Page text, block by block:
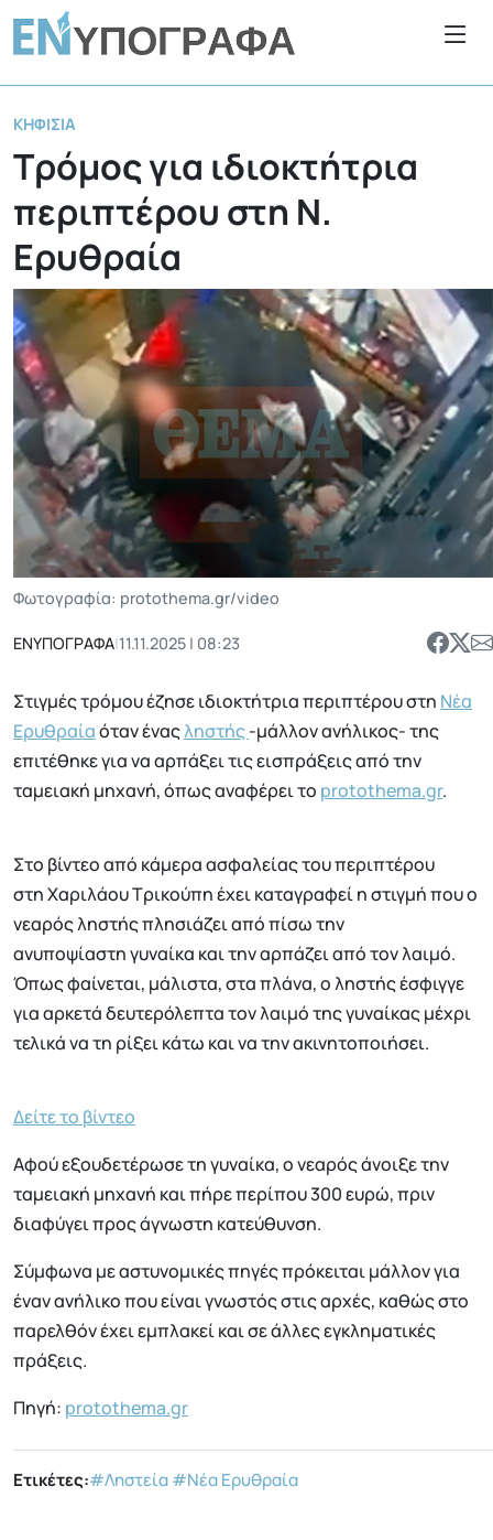
ΚΗΦΙΣΙΆ
Τρόμος για ιδιοκτήτρια
περιπτέρου στη Ν.
Ερυθραία
Φωτογραφία: protothema.gr/video
ΕΝΥΠΟΓΡΑΦΑ|11.11.2025 | 08:23
Στιγμές τρόμου έζησε ιδιοκτήτρια περιπτέρου στη Νέα
Ερυθραίαόταν έναςληστής-μάλλον ανήλικος- της
επιτέθηκε για να αρπάξει τις εισπράξεις από την
ταμειακή μηχανή, όπως αναφέρει το protothema.gr.
Στο βίντεο από κάμερα ασφαλείας του περιπτέρου
στη Χαριλάου Τρικούπη έχει καταγραφεί η στιγμή που ο
νεαρός ληστής πλησιάζει από πίσω την
ανυποψίαστη γυναίκα και την αρπάζει από τον λαιμό.
Όπως φαίνεται, μάλιστα, στα πλάνα, ο ληστής έσφιγγε
για αρκετά δευτερόλεπτα τον λαιμό της γυναίκας μέχρι
τελικά να τη ρίξει κάτω και να την ακινητοποιήσει.
Δείτε το βίντεο
Αφού εξουδετέρωσε τη γυναίκα, ο νεαρός άνοιξε την
ταμειακή μηχανή και πήρε περίπου 300 ευρώ, πριν
διαφύγει προς άγνωστη κατεύθυνση.
Σύμφωνα με αστυνομικές πηγές πρόκειται μάλλον για
έναν ανήλικο που είναι γνωστός στις αρχές, καθώς στο
παρελθόν έχει εμπλακεί και σε άλλες εγκληματικές
πράξεις.
Πηγή: protothema.gr
Ετικέτες:#Ληστεία#Νέα Ερυθραία